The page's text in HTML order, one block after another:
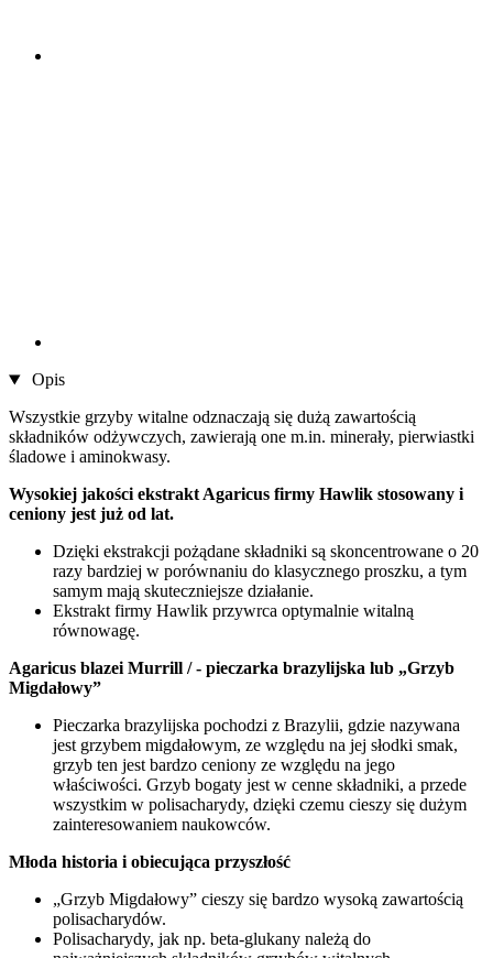
Opis
Wszystkie grzyby witalne odznaczają się dużą zawartością
składników odżywczych, zawierają one m.in. minerały, pierwiastki
śladowe i aminokwasy.
Wysokiej jakości ekstrakt Agaricus firmy Hawlik stosowany i
ceniony jest już od lat.
Dzięki ekstrakcji pożądane składniki są skoncentrowane o 20
razy bardziej w porównaniu do klasycznego proszku, a tym
samym mają skuteczniejsze działanie.
Ekstrakt firmy Hawlik przywrca optymalnie witalną
równowagę.
Agaricus blazei Murrill / - pieczarka brazylijska lub „Grzyb
Migdałowy”
Pieczarka brazylijska pochodzi z Brazylii, gdzie nazywana
jest grzybem migdałowym, ze względu na jej słodki smak,
grzyb ten jest bardzo ceniony ze względu na jego
właściwości. Grzyb bogaty jest w cenne składniki, a przede
wszystkim w polisacharydy, dzięki czemu cieszy się dużym
zainteresowaniem naukowców.
Młoda historia i obiecująca przyszłość
„Grzyb Migdałowy” cieszy się bardzo wysoką zawartością
polisacharydów.
Polisacharydy, jak np. beta-glukany należą do